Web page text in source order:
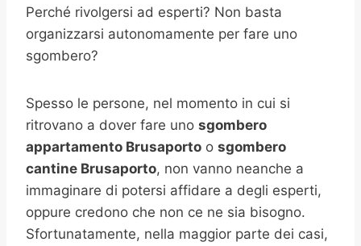
Perché rivolgersi ad esperti? Non basta
organizzarsi autonomamente per fare uno
sgombero?
Spesso le persone, nel momento in cui si
ritrovano a dover fare uno sgombero
appartamento Brusaporto o sgombero
cantine Brusaporto, non vanno neanche a
immaginare di potersi affidare a degli esperti,
oppure credono che non ce ne sia bisogno.
Sfortunatamente, nella maggior parte dei casi,